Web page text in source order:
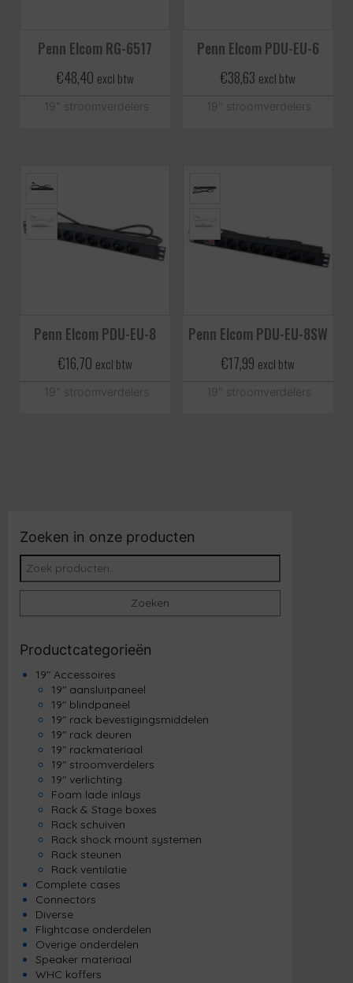
Penn Elcom RG-6517
€48,40 excl btw
19" stroomverdelers
Penn Elcom PDU-EU-6
€38,63 excl btw
19" stroomverdelers
Penn Elcom PDU-EU-8
€16,70 excl btw
19" stroomverdelers
Penn Elcom PDU-EU-8SW
€17,99 excl btw
19" stroomverdelers
Zoeken in onze producten
Zoeken naar:
Zoeken
Productcategorieën
19" Accessoires
19" aansluitpaneel
19" blindpaneel
19" rack bevestigingsmiddelen
19" rack deuren
19" rackmateriaal
19" stroomverdelers
19" verlichting
Foam lade inlays
Rack & Stage boxes
Rack schuiven
Rack shock mount systemen
Rack steunen
Rack ventilatie
Complete cases
Connectors
Diverse
Flightcase onderdelen
Overige onderdelen
Speaker materiaal
WHC koffers